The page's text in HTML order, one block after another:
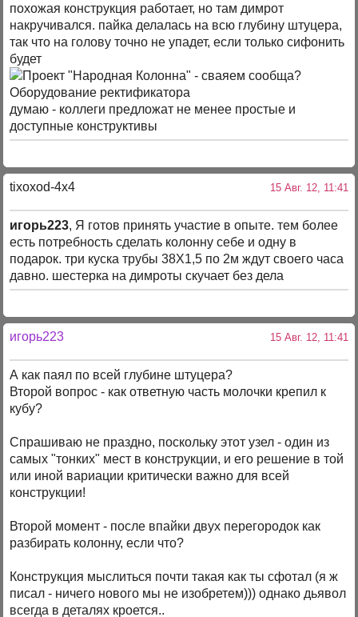
похожая конструкция работает, но там димрот
накручивался. пайка делалась на всю глубину штуцера,
так что на голову точно не упадет, если только сифонить
будет
думаю - коллеги предложат не менее простые и
доступные конструктивы
tixoxod-4x4 15 Авг. 12, 11:41
игорь223, Я готов принять участие в опыте. тем более
есть потребность сделать колонну себе и одну в
подарок. три куска трубы 38Х1,5 по 2м ждут своего часа
давно. шестерка на димроты скучает без дела
игорь223 15 Авг. 12, 11:41
А как паял по всей глубине штуцера?
Второй вопрос - как ответную часть молочки крепил к
кубу?
Спрашиваю не праздно, поскольку этот узел - один из
самых "тонких" мест в конструкции, и его решение в той
или иной вариации критически важно для всей
конструкции!
Второй момент - после впайки двух перегородок как
разбирать колонну, если что?
Конструкция мыслиться почти такая как ты сфотал (я ж
писал - ничего нового мы не изобретем))) однако дьявол
всегда в деталях кроется..